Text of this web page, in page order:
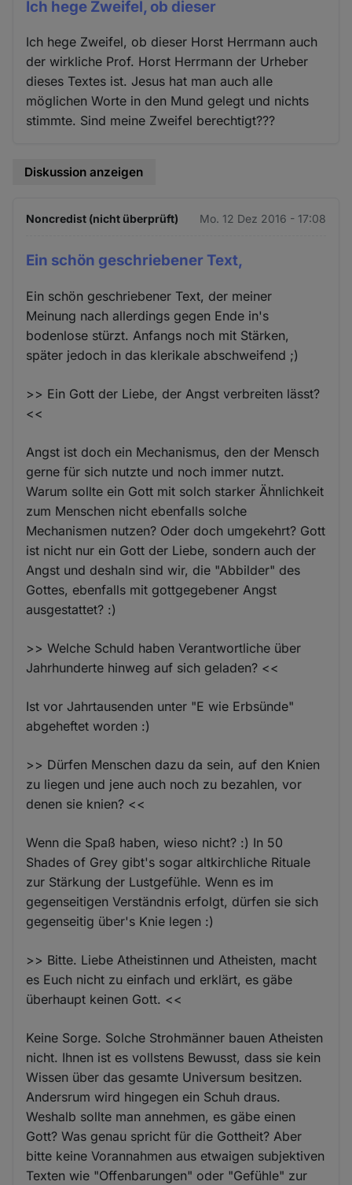
Ich hege Zweifel, ob dieser
Ich hege Zweifel, ob dieser Horst Herrmann auch
der wirkliche Prof. Horst Herrmann der Urheber
dieses Textes ist. Jesus hat man auch alle
möglichen Worte in den Mund gelegt und nichts
stimmte. Sind meine Zweifel berechtigt???
Diskussion anzeigen
Noncredist (nicht überprüft) Mo. 12 Dez 2016 - 17:08
Ein schön geschriebener Text,
Ein schön geschriebener Text, der meiner
Meinung nach allerdings gegen Ende in's
bodenlose stürzt. Anfangs noch mit Stärken,
später jedoch in das klerikale abschweifend ;)
>> Ein Gott der Liebe, der Angst verbreiten lässt?
<<
Angst ist doch ein Mechanismus, den der Mensch
gerne für sich nutzte und noch immer nutzt.
Warum sollte ein Gott mit solch starker Ähnlichkeit
zum Menschen nicht ebenfalls solche
Mechanismen nutzen? Oder doch umgekehrt? Gott
ist nicht nur ein Gott der Liebe, sondern auch der
Angst und deshaln sind wir, die "Abbilder" des
Gottes, ebenfalls mit gottgegebener Angst
ausgestattet? :)
>> Welche Schuld haben Verantwortliche über
Jahrhunderte hinweg auf sich geladen? <<
Ist vor Jahrtausenden unter "E wie Erbsünde"
abgeheftet worden :)
>> Dürfen Menschen dazu da sein, auf den Knien
zu liegen und jene auch noch zu bezahlen, vor
denen sie knien? <<
Wenn die Spaß haben, wieso nicht? :) In 50
Shades of Grey gibt's sogar altkirchliche Rituale
zur Stärkung der Lustgefühle. Wenn es im
gegenseitigen Verständnis erfolgt, dürfen sie sich
gegenseitig über's Knie legen :)
>> Bitte. Liebe Atheistinnen und Atheisten, macht
es Euch nicht zu einfach und erklärt, es gäbe
überhaupt keinen Gott. <<
Keine Sorge. Solche Strohmänner bauen Atheisten
nicht. Ihnen ist es vollstens Bewusst, dass sie kein
Wissen über das gesamte Universum besitzen.
Andersrum wird hingegen ein Schuh draus.
Weshalb sollte man annehmen, es gäbe einen
Gott? Was genau spricht für die Gottheit? Aber
bitte keine Vorannahmen aus etwaigen subjektiven
Texten wie "Offenbarungen" oder "Gefühle" zur